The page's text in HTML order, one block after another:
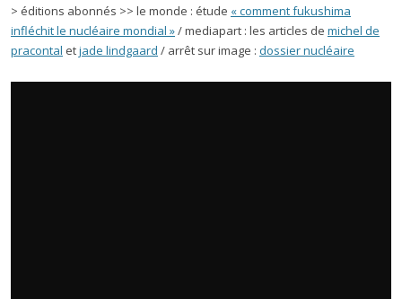
> éditions abonnés >> le monde : étude « comment fukushima
infléchit le nucléaire mondial »/ mediapart : les articles de michel de
pracontal etjade lindgaard / arrêt sur image : dossier nucléaire